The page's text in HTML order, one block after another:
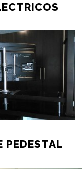
PEDESTAL